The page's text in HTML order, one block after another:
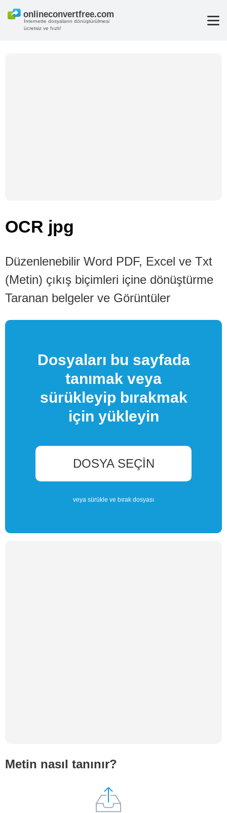
İnternette dosyaların dönüştürülmesi
ücretsiz ve hızlı!
OCR jpg
Düzenlenebilir Word PDF, Excel ve Txt
(Metin) çıkış biçimleri içine dönüştürme
Taranan belgeler ve Görüntüler
Dosyaları bu sayfada
tanımak veya
sürükleyip bırakmak
için yükleyin
DOSYA SEÇIN
veya sürükle ve bırak dosyası
Metin nasıl tanınır?